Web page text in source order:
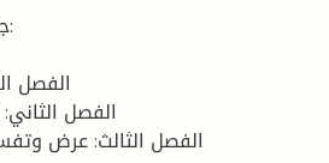
الفصل
الفصل
الفصل الثالث: عرض